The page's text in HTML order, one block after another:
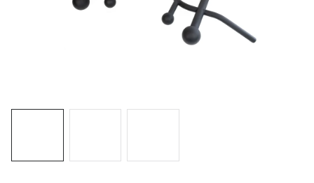
Moja objednávka Hodnotenie obchodu